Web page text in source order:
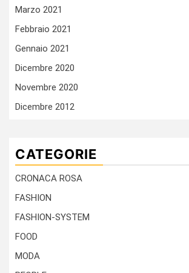
Marzo 2021
Febbraio 2021
Gennaio 2021
Dicembre 2020
Novembre 2020
Dicembre 2012
CATEGORIE
CRONACA ROSA
FASHION
FASHION-SYSTEM
FOOD
MODA